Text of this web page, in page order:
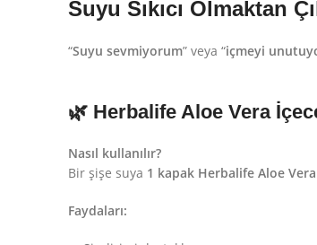
Suyu Sıkıcı Olmaktan
“Suyu sevmiyorum” veya “içmeyi
🌿 Herbalife Aloe Vera
Nasıl kullanılır?
Bir şişe suya 1 kapak Herbalife Aloe
Faydaları: